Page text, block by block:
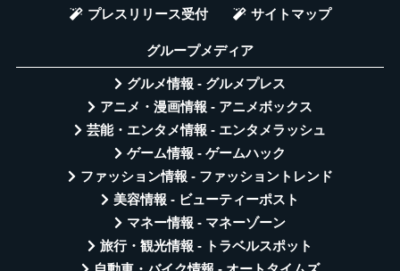
プレスリリース受付
サイトマップ
グループメディア
グルメ情報 - グルメプレス
アニメ・漫画情報 - アニメボックス
芸能・エンタメ情報 - エンタメラッシュ
ゲーム情報 - ゲームハック
ファッション情報 - ファッショントレンド
美容情報 - ビューティーポスト
マネー情報 - マネーゾーン
旅行・観光情報 - トラベルスポット